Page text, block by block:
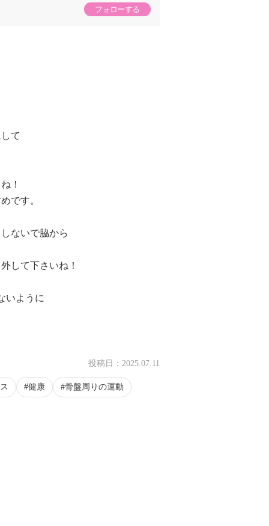
フォローする
て
！
です。
ないで脇から
して下さいね！
いように
投稿日： 2025.07.11
健康 骨盤周りの運動